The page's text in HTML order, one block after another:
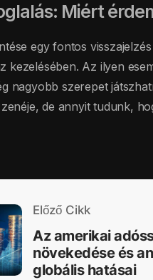
Miért
egy fontos
kezelésében. Az ilyen
nagyobb szerepet
de annyit tudunk,
Előző Cikk
Az amerikai
növekedése és
globális hatásai